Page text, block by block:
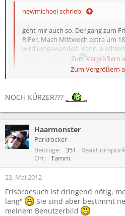
newmichael schrieb:
geht mir auch so. Der gang zum
RiPer. Mach Mittwoch extra um
wird umgewandelt. Kann ja
Arbeit rumrennenZum Vergrößern
einfach nur wieder ein paar cm
Farbe drauf geklatscht.
Zum Vergrößern
NOCH KÜRZER???
Haarmonster
Parkrocker
Beiträge
351
Ort
Tamm
23. Mai 2012
Frisörbesuch ist dringend nötig,
lang"
Sie sind aber bestimmt
meinem Benutzerbild